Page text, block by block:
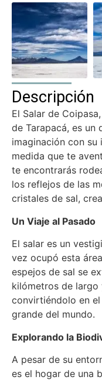
Descripción
El Salar de
de Tarapacá, es un
imaginación con su
medida que te
te encontrarás
los reflejos de las
cristales de sal,
Un Viaje al Pasado
El salar es un
vez ocupó esta
espejos de sal se
kilómetros de
convirtiéndolo en
grande del mundo.
Explorando la
A pesar de su
es el hogar de una